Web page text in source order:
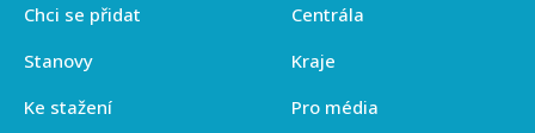
Chci se přidat
Stanovy
Ke stažení
Centrála
Kraje
Pro média